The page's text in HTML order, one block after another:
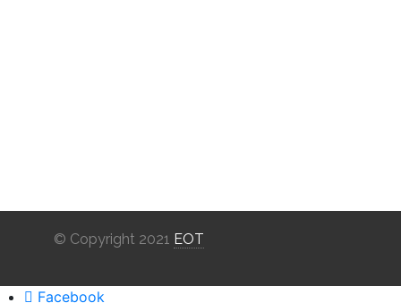
© Copyright 2021 EOT
Facebook